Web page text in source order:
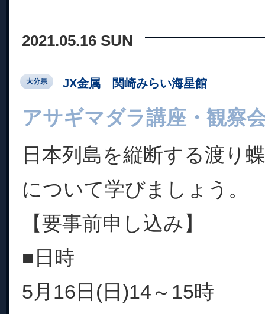
2021.05.16 SUN
大分県 JX金属 関崎みらい海星館
アサギマダラ講座・観察
日本列島を縦断する渡り
について学びましょう。
【要事前申し込み】
■日時
5月16日(日)14～15時